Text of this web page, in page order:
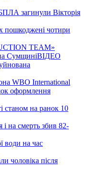
загинули Вікторія
пошкоджені чотири
TEAM»
СумщиніВІДЕО
WBO International
оформлення
станом на ранок 10
і на смерть збив 82-
води на час
чоловіка після